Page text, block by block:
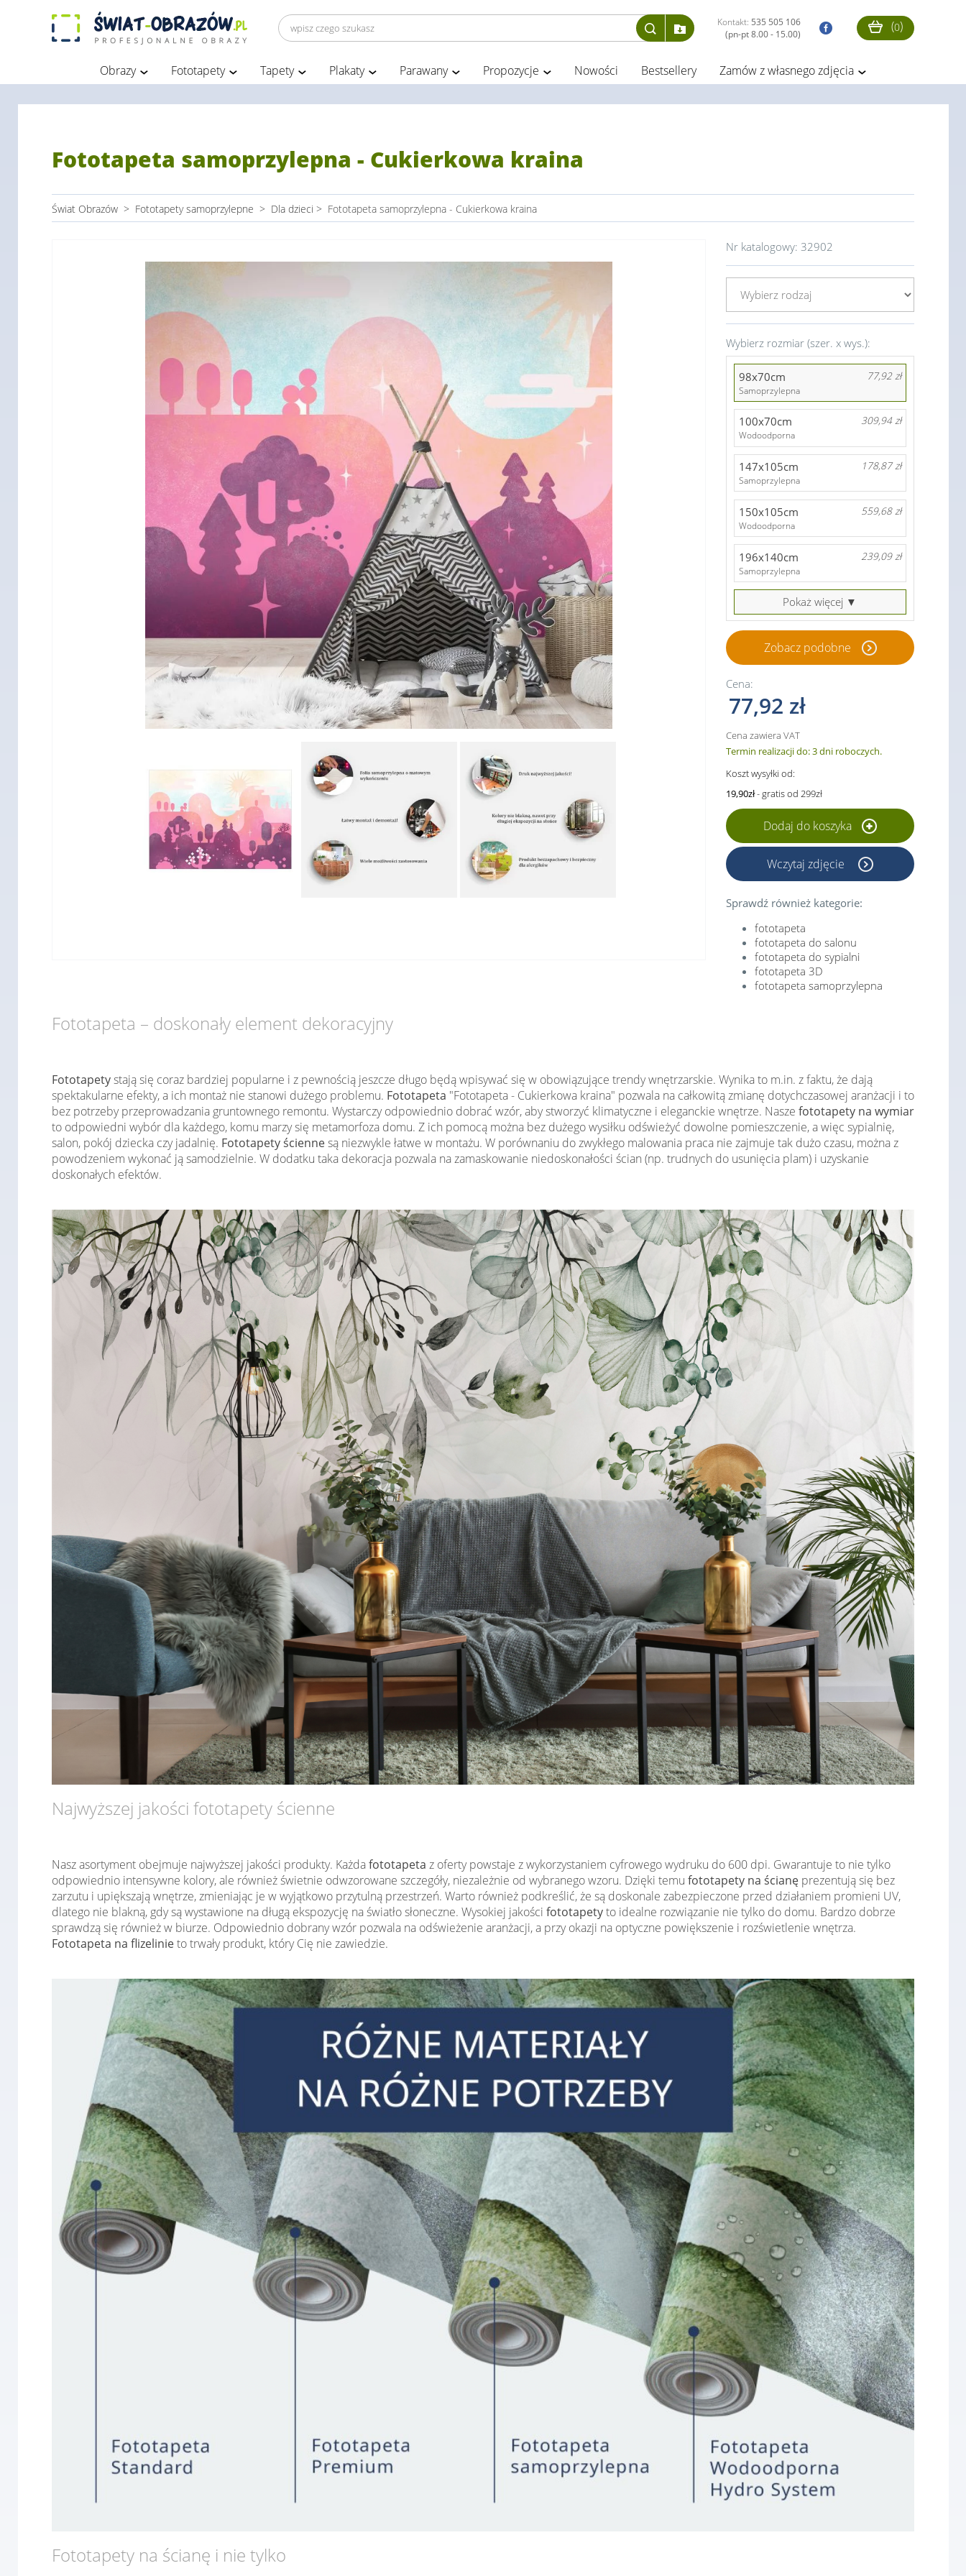
Kontakt: 535 505 106
(pn-pt 8.00 - 15.00)
(0)
Obrazy Fototapety Tapety Plakaty Parawany Propozycje Nowości Bestsellery Zamów z własnego zdjęcia
Fototapeta samoprzylepna - Cukierkowa kraina
Świat Obrazów > Fototapety samoprzylepne > Dla dzieci > Fototapeta samoprzylepna - Cukierkowa kraina
Nr katalogowy: 32902
Wybierz rozmiar (szer. x wys.):
98x70cm 77,92 zł
Samoprzylepna
100x70cm 309,94 zł
Wodoodporna
147x105cm 178,87 zł
Samoprzylepna
150x105cm 559,68 zł
Wodoodporna
196x140cm 239,09 zł
Samoprzylepna
Pokaż więcej ▼
Zobacz podobne
Cena:
77,92 zł
Cena zawiera VAT
Termin realizacji do: 3 dni roboczych.
Koszt wysyłki od:
19,90zł- gratis od 299zł
Dodaj do koszyka
Wczytaj zdjęcie
Sprawdź również kategorie:
fototapeta
fototapeta do salonu
fototapeta do sypialni
fototapeta 3D
fototapeta samoprzylepna
Fototapeta – doskonały element dekoracyjny
Fototapetystają się coraz bardziej popularne i z pewnością jeszcze długo będą wpisywać się w obowiązujące trendy wnętrzarskie. Wynika to m.in. z faktu, że dają
spektakularne efekty, a ich montaż nie stanowi dużego problemu. Fototapeta "Fototapeta - Cukierkowa kraina" pozwala na całkowitą zmianę dotychczasowej aranżacji i to
bez potrzeby przeprowadzania gruntownego remontu. Wystarczy odpowiednio dobrać wzór, aby stworzyć klimatyczne i eleganckie wnętrze. Nasze fototapety na wymiar
to odpowiedni wybór dla każdego, komu marzy się metamorfoza domu. Z ich pomocą można bez dużego wysiłku odświeżyć dowolne pomieszczenie, a więc sypialnię,
salon, pokój dziecka czy jadalnię. Fototapety ściennesą niezwykle łatwe w montażu. W porównaniu do zwykłego malowania praca nie zajmuje tak dużo czasu, można z
powodzeniem wykonać ją samodzielnie. W dodatku taka dekoracja pozwala na zamaskowanie niedoskonałości ścian (np. trudnych do usunięcia plam) i uzyskanie
doskonałych efektów.
Najwyższej jakości fototapety ścienne
Nasz asortyment obejmuje najwyższej jakości produkty. Każdafototapeta z oferty powstaje z wykorzystaniem cyfrowego wydruku do 600 dpi. Gwarantuje to nie tylko
odpowiednio intensywne kolory, ale również świetnie odwzorowane szczegóły, niezależnie od wybranego wzoru. Dzięki temu fototapety na ścianę prezentują się bez
zarzutu i upiększają wnętrze, zmieniając je w wyjątkowo przytulną przestrzeń. Warto również podkreślić, że są doskonale zabezpieczone przed działaniem promieni UV,
dlatego nie blakną, gdy są wystawione na długą ekspozycję na światło słoneczne. Wysokiej jakości fototapetyto idealne rozwiązanie nie tylko do domu. Bardzo dobrze
sprawdzą się również w biurze. Odpowiednio dobrany wzór pozwala na odświeżenie aranżacji, a przy okazji na optyczne powiększenie i rozświetlenie wnętrza.
Fototapeta na flizelinieto trwały produkt, który Cię nie zawiedzie.
Fototapety na ścianę i nie tylko